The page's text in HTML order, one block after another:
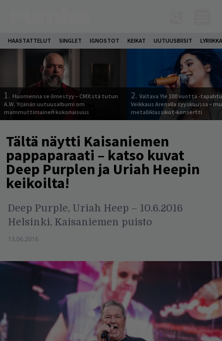
HAASTATTELUT SINGLET IGNOSTOT KEIKAT UUTUUSBIISIT
1. Huomenna se ilmestyy – CMX:stä tutun
A.W. Yrjänän uutuusalbumi om
mammuttimainen kokonaisuus
2. Valtava Yle 100 vuotta -
Veikkaus Arenalla syyskuussa –
metalliklassikot-konsertti
Tältä näytti Kaisaniemen
pappaparaati – katso kuvat
Deep Purplen ja Uriah Heepin
keikoilta!
Deep Purple, Uriah Heep – 10.6.2016
Helsinki, Kaisaniemen puisto
13.06.2016